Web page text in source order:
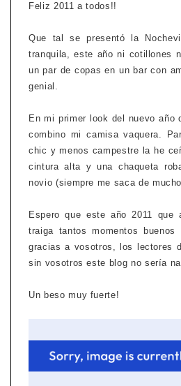
Feliz 2011 a todos!!
Que tal se presentó la
tranquila, este año ni cotillones
un par de copas en un bar con
genial.
En mi primer look del nuevo año
combino mi camisa vaquera.
chic y menos campestre la he
cintura alta y una chaqueta
novio (siempre me saca de
Espero que este año 2011 que
traiga tantos momentos
gracias a vosotros, los lectores
sin vosotros este blog no sería
Un beso muy fuerte!